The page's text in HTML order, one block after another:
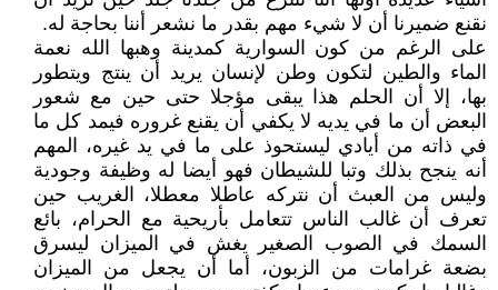
نقنع ضميرنا أن لا شيء مهم بقدر ما نشعر أننا بحاجة له.
على الرغم من كون السوارية كمدينة وهبها الله نعمة
الماء والطين لتكون وطن لإنسان يريد أن ينتج ويتطور
بها، إلا أن الحلم هذا يبقى مؤجلا حتى حين مع شعور
البعض أن ما في يديه لا يكفي أن يقنع غروره فيمد كل ما
في ذاته من أيادي ليستحوذ على ما في يد غيره، المهم
أنه ينجح بذلك وتبا للشيطان فهو أيضا له وظيفة وجودية
وليس من العبث أن نتركه عاطلا معطلا، الغريب حين
تعرف أن غالب الناس تتعامل بأريحية مع الحرام، بائع
السمك في الصوب الصغير يغش في الميزان ليسرق
بضعة غرامات من الزبون، أما أن يجعل من الميزان